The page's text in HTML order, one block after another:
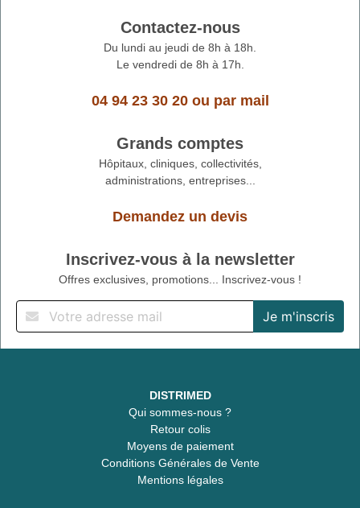
Contactez-nous
Du lundi au jeudi de 8h à 18h.
Le vendredi de 8h à 17h.
04 94 23 30 20ou par mail
Grands comptes
Hôpitaux, cliniques, collectivités,
administrations, entreprises...
Demandez un devis
Inscrivez-vous à la newsletter
Offres exclusives, promotions... Inscrivez-vous !
DISTRIMED
Qui sommes-nous ?
Retour colis
Moyens de paiement
Conditions Générales de Vente
Mentions légales